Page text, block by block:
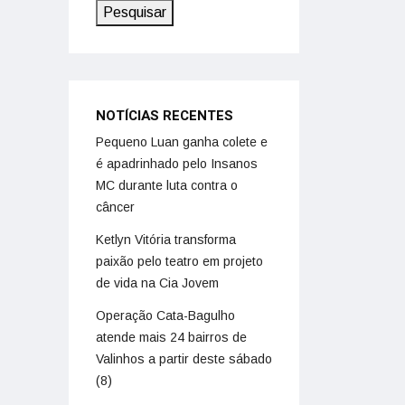
Pesquisar
NOTÍCIAS RECENTES
Pequeno Luan ganha colete e
é apadrinhado pelo Insanos
MC durante luta contra o
câncer
Ketlyn Vitória transforma
paixão pelo teatro em projeto
de vida na Cia Jovem
Operação Cata-Bagulho
atende mais 24 bairros de
Valinhos a partir deste sábado
(8)